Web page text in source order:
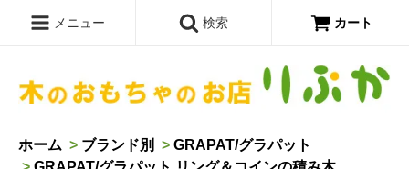
メニュー 検索 カート
ホーム > ブランド別 > GRAPAT/グラパット